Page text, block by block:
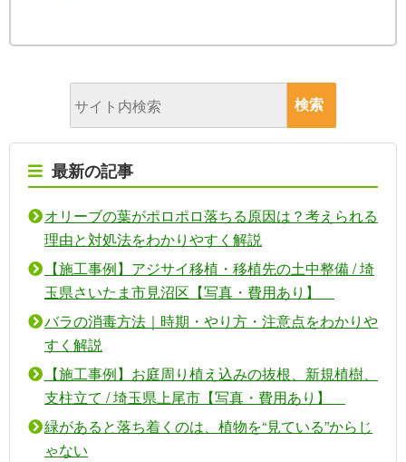
最新の記事
オリーブの葉がポロポロ落ちる原因は？考えられる
理由と対処法をわかりやすく解説
【施工事例】アジサイ移植・移植先の土中整備 / 埼
玉県さいたま市見沼区【写真・費用あり】
バラの消毒方法｜時期・やり方・注意点をわかりや
すく解説
【施工事例】お庭周り植え込みの抜根、新規植樹、
支柱立て / 埼玉県上尾市【写真・費用あり】
緑があると落ち着くのは、植物を“見ている”からじ
ゃない